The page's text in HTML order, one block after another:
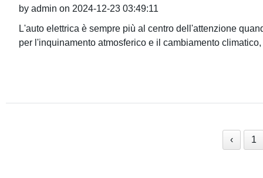
by admin on 2024-12-23 03:49:11
L'auto elettrica è sempre più al centro dell'attenzione
per l'inquinamento atmosferico e il cambiamento
‹ 1